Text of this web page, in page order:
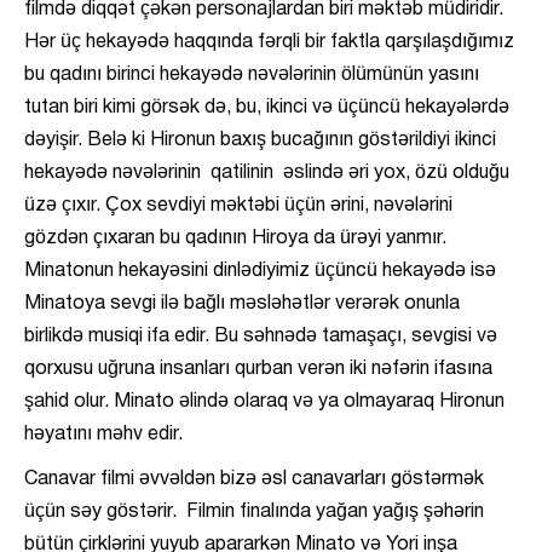
filmdə diqqət çəkən personajlardan biri məktəb müdiridir.
Hər üç hekayədə haqqında fərqli bir faktla qarşılaşdığımız
bu qadını birinci hekayədə nəvələrinin ölümünün yasını
tutan biri kimi görsək də, bu, ikinci və üçüncü hekayələrdə
dəyişir. Belə ki Hironun baxış bucağının göstərildiyi ikinci
hekayədə nəvələrinin qatilinin əslində əri yox, özü olduğu
üzə çıxır. Çox sevdiyi məktəbi üçün ərini, nəvələrini
gözdən çıxaran bu qadının Hiroya da ürəyi yanmır.
Minatonun hekayəsini dinlədiyimiz üçüncü hekayədə isə
Minatoya sevgi ilə bağlı məsləhətlər verərək onunla
birlikdə musiqi ifa edir. Bu səhnədə tamaşaçı, sevgisi və
qorxusu uğruna insanları qurban verən iki nəfərin ifasına
şahid olur. Minato əlində olaraq və ya olmayaraq Hironun
həyatını məhv edir.
Canavar filmi əvvəldən bizə əsl canavarları göstərmək
üçün səy göstərir. Filmin finalında yağan yağış şəhərin
bütün çirklərini yuyub apararkən Minato və Yori inşa